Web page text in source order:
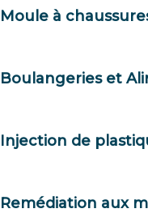
Moule à
Boulangeries et
Injection de
Remédiation aux